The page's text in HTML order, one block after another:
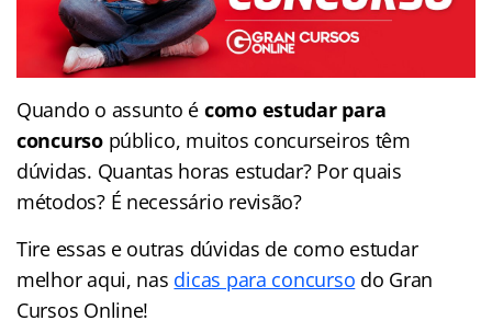
Quando o assunto é como estudar para
concursopúblico, muitos concurseiros têm
dúvidas. Quantas horas estudar? Por quais
métodos? É necessário revisão?
Tire essas e outras dúvidas de como estudar
melhor aqui, nas dicas para concurso do Gran
Cursos Online!